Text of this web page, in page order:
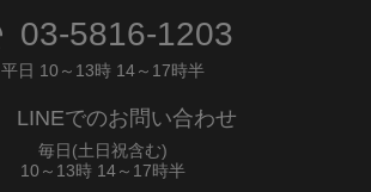
03-5816-1203
平日 10～13時 14～17時半
LINEでのお問い合わせ
毎日(土日祝含む)
10～13時 14～17時半